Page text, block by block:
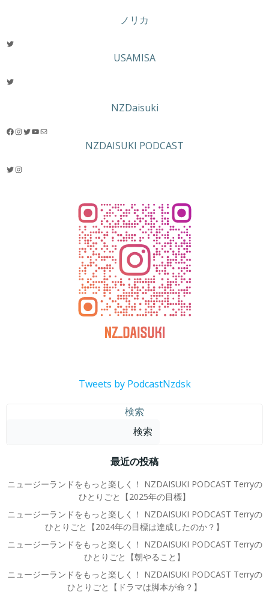
ノリカ
Twitter
USAMISA
Twitter
NZDaisuki
Facebook InstagramTwitter YouTube メール
NZDAISUKI PODCAST
Twitter Instagram
Tweets by PodcastNzdsk
検索
検索
最近の投稿
ニュージーランドをもっと楽しく！ NZDAISUKI PODCAST Terryの
ひとりごと【2025年の目標】
ニュージーランドをもっと楽しく！ NZDAISUKI PODCAST Terryの
ひとりごと【2024年の目標は達成したのか？】
ニュージーランドをもっと楽しく！ NZDAISUKI PODCAST Terryの
ひとりごと【朝やること】
ニュージーランドをもっと楽しく！ NZDAISUKI PODCAST Terryの
ひとりごと【ドラマは脚本が命？】